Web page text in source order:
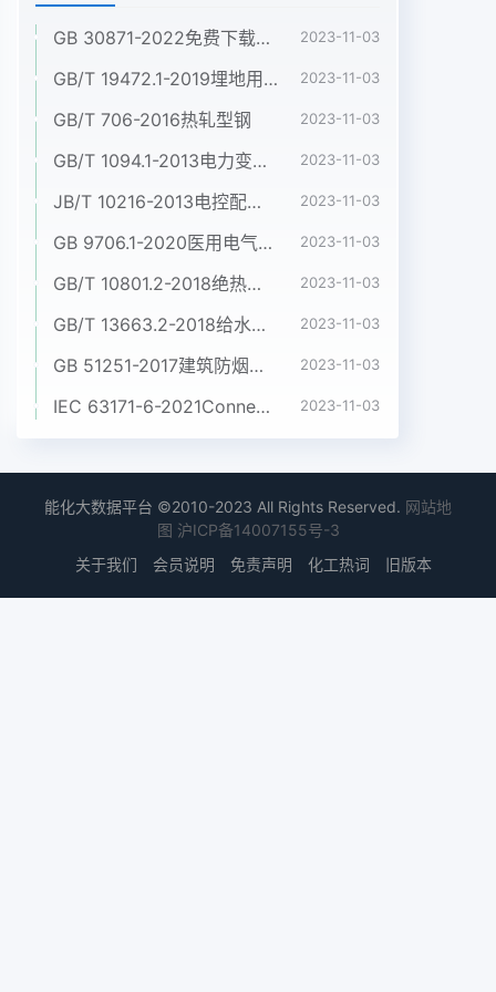
GB 30871-2022免费下载危险化学品企业特殊作业安全规范 2023-11-03
GB/T 19472.1-2019埋地用聚乙烯(PE)结构壁管道系统 第1部分:聚乙烯双壁波纹管材 2023-11-03
GB/T 706-2016热轧型钢 2023-11-03
GB/T 1094.1-2013电力变压器 第1部分:总则 2023-11-03
JB/T 10216-2013电控配电用电缆桥架 2023-11-03
GB 9706.1-2020医用电气设备 第1部分:基本安全和基本性能的通用要求 2023-11-03
GB/T 10801.2-2018绝热用挤塑聚苯乙烯泡沫塑料(XPS) 2023-11-03
GB/T 13663.2-2018给水用聚乙烯(PE)管道系统 第2部分:管材 2023-11-03
GB 51251-2017建筑防烟排烟系统技术标准 2023-11-03
IEC 63171-6-2021Connectors for electrical and electronic equipment - Part 6: Detail specification for 2-way and 4-way (data/power), shielded, free and fixed connectors for power and data transmission with frequencies up to 600 MHz 2023-11-03
能化大数据平台 ©2010-2023 All Rights Reserved. 网站地
图 沪ICP备14007155号-3
关于我们
会员说明 免责声明 化工热词 旧版本